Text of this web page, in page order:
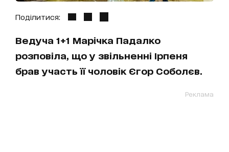
Поділитися:
Ведуча 1+1 Марічка Падалко
розповіла, що у звільненні Ірпеня
брав участь її чоловік Єгор Соболєв.
Реклама